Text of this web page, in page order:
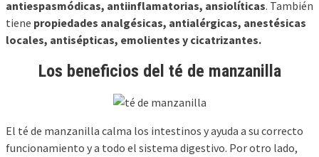
antiespasmódicas, antiinflamatorias, ansiolíticas. También
tiene propiedades analgésicas, antialérgicas, anestésicas
locales, antisépticas, emolientes y cicatrizantes.
Los beneficios del té de manzanilla
El té de manzanilla calma los intestinos y ayuda a su correcto
funcionamiento y a todo el sistema digestivo. Por otro lado,